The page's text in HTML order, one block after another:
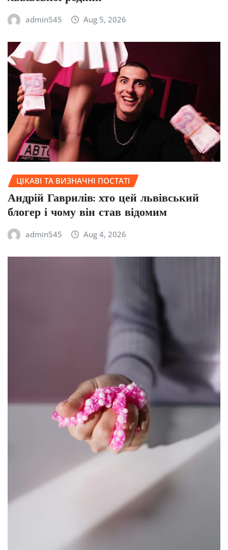
admin545 Aug 5, 2026
ЦІКАВІ ТА ВИЗНАЧНІ ПОСТАТІ
Андрій Гаврилів: хто цей львівський
блогер і чому він став відомим
admin545 Aug 4, 2026